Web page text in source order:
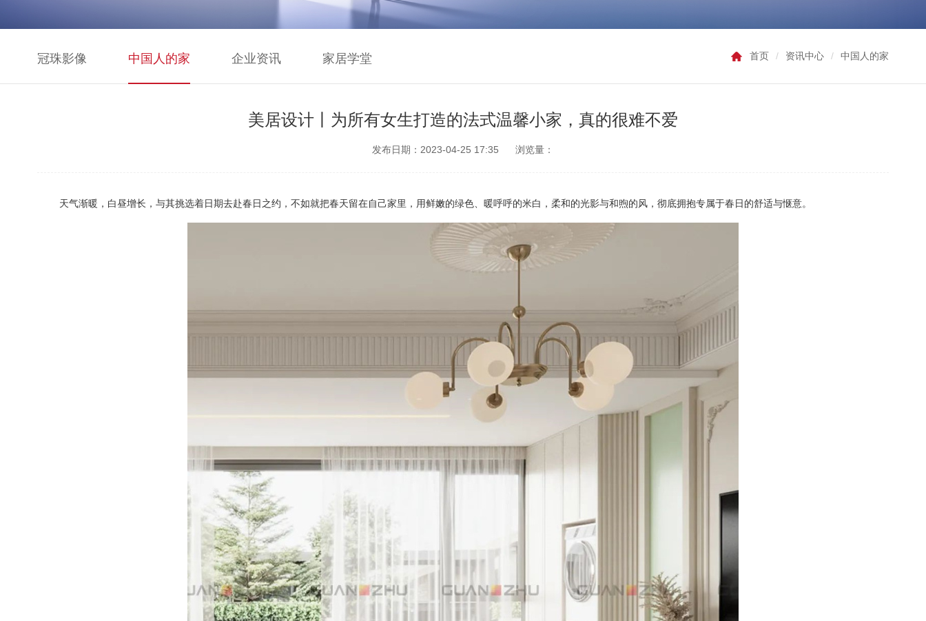
首页 / 资讯中心 / 中国人的家
冠珠影像 中国人的家 企业资讯 家居学堂
美居设计丨为所有女生打造的法式温馨小家，真的很难不爱
发布日期：2023-04-25 17:35 浏览量：
天气渐暖，白昼增长 ， 与其挑选着日期去赴春日之约 ， 不如就把春天留在自己家里 ， 用鲜嫩的绿色、暖呼呼的米白 ， 柔和的光影与和煦的风， 彻底拥抱专属于春日的舒适与惬意。